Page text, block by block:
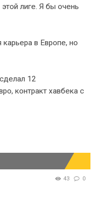
лиге. Я бы очень
в Европе, но
12
контракт хавбека с
43 0